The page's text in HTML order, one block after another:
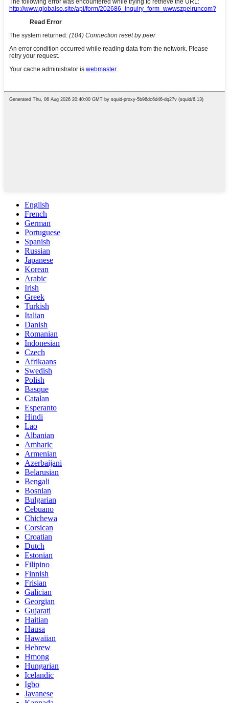
English
French
German
Portuguese
Spanish
Russian
Japanese
Korean
Arabic
Irish
Greek
Turkish
Italian
Danish
Romanian
Indonesian
Czech
Afrikaans
Swedish
Polish
Basque
Catalan
Esperanto
Hindi
Lao
Albanian
Amharic
Armenian
Azerbaijani
Belarusian
Bengali
Bosnian
Bulgarian
Cebuano
Chichewa
Corsican
Croatian
Dutch
Estonian
Filipino
Finnish
Frisian
Galician
Georgian
Gujarati
Haitian
Hausa
Hawaiian
Hebrew
Hmong
Hungarian
Icelandic
Igbo
Javanese